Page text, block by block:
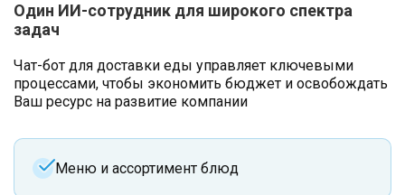
Один ИИ-сотрудник для широкого спектра
задач
Чат-бот для доставки еды управляет ключевыми
процессами, чтобы экономить бюджет и освобождать
Ваш ресурс на развитие компании
Меню и ассортимент блюд